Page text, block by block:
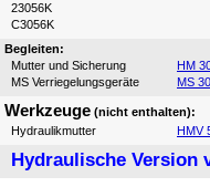
23056K
C3056K
Begleiten:
Mutter und Sicherung
HM
MS Verriegelungsgeräte
MS
Werkzeuge (nicht enthalten):
Hydraulikmutter
HMV
Hydraulische Version